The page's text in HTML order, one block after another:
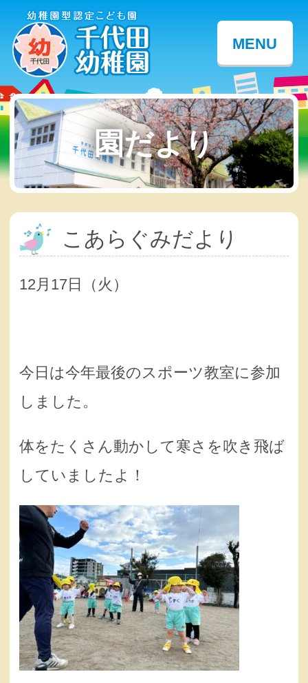
MENU
園だより
こあらぐみだより
12月17日（火）
今日は今年最後のスポーツ教室に参加
しました。
体をたくさん動かして寒さを吹き飛ば
していましたよ！